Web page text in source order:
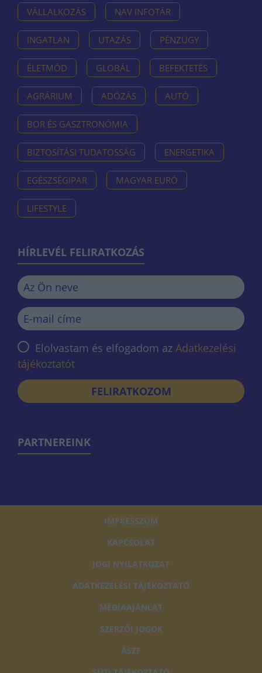
VÁLLALKOZÁS NAV INFOTÁR
INGATLAN UTAZÁS PÉNZÜGY
ÉLETMÓD GLOBÁL BEFEKTETÉS
AGRÁRIUM ADÓZÁS AUTÓ
BOR ÉS GASZTRONÓMIA
BIZTOSÍTÁSI TUDATOSSÁG ENERGETIKA
EGÉSZSÉGIPAR MAGYAR EURÓ
LIFESTYLE
HÍRLEVÉL FELIRATKOZÁS
Elolvastam és elfogadom az Adatkezelési
tájékoztatót
FELIRATKOZOM
PARTNEREINK
IMPRESSZUM
KAPCSOLAT
JOGI NYILATKOZAT
ADATKEZELÉSI TÁJÉKOZTATÓ
MÉDIAAJÁNLAT
SZERZŐI JOGOK
ÁSZF